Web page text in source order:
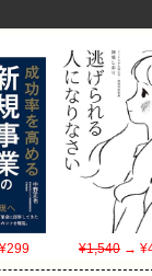
¥1,540→